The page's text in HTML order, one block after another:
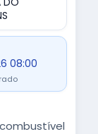
08:00
combustível